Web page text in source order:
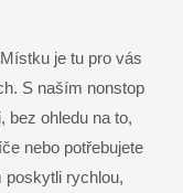
je tu pro vás
S naším nonstop
bez ohledu na to,
nebo potřebujete
rychlou,